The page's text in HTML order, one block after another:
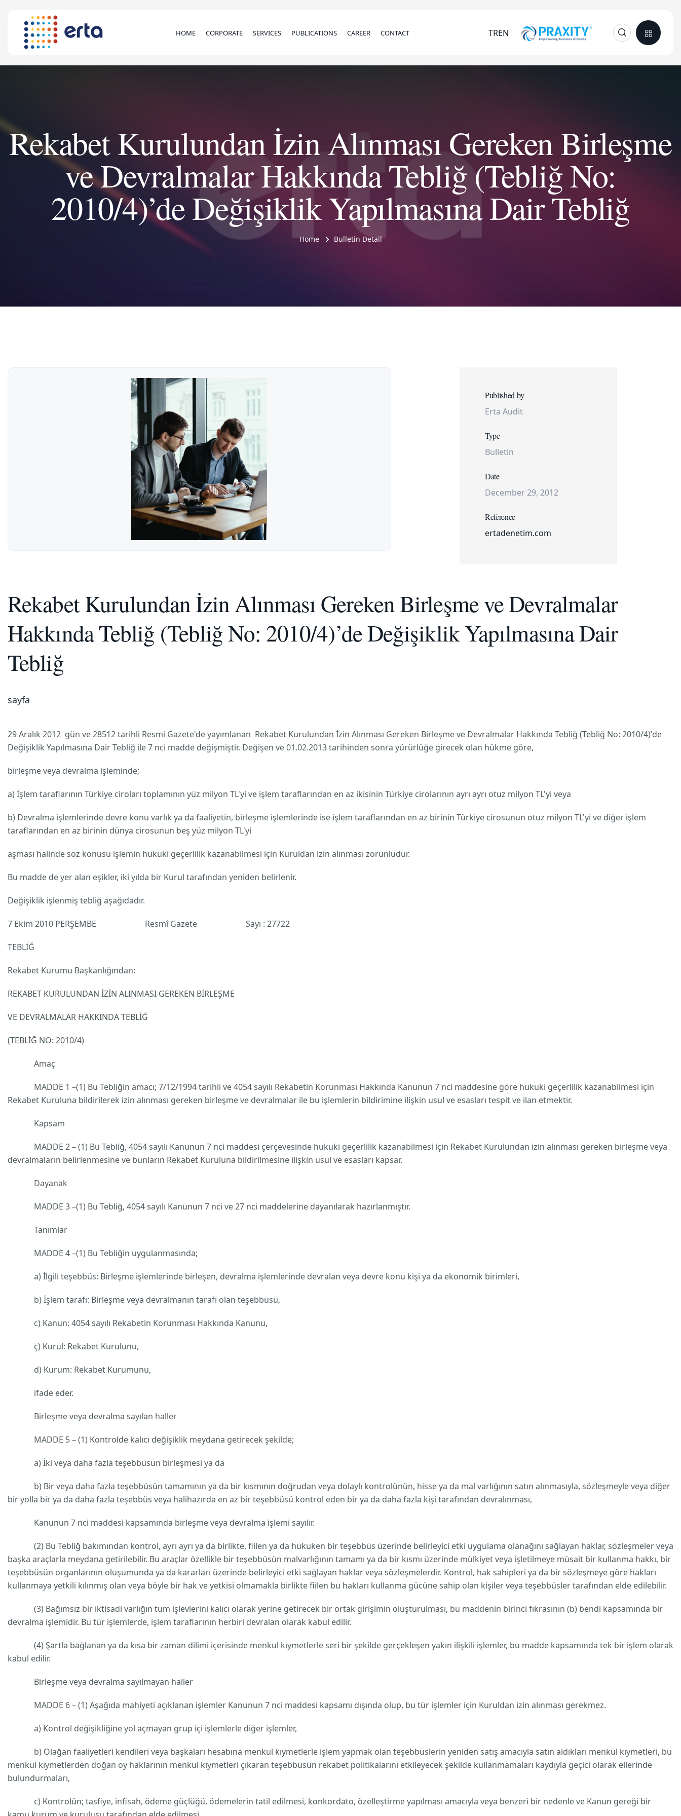
HOME CORPORATE SERVICES PUBLICATIONS CAREER CONTACT TREN
Rekabet Kurulundan İzin Alınması Gereken Birleşme
ve Devralmalar Hakkında Tebliğ (Tebliğ No:
2010/4)’de Değişiklik Yapılmasına Dair Tebliğ
Home Bulletin Detail
Published by
Erta Audit
Type
Bulletin
Date
December 29, 2012
Reference
ertadenetim.com
Rekabet Kurulundan İzin Alınması Gereken Birleşme ve Devralmalar
Hakkında Tebliğ (Tebliğ No: 2010/4)’de Değişiklik Yapılmasına Dair
Tebliğ
sayfa
29 Aralık 2012 gün ve 28512 tarihli Resmi Gazete'de yayımlanan Rekabet Kurulundan İzin Alınması Gereken Birleşme ve Devralmalar Hakkında Tebliğ (Tebliğ No: 2010/4)'de
Değişiklik Yapılmasına Dair Tebliğ ile 7 nci madde değişmiştir. Değişen ve 01.02.2013 tarihinden sonra yürürlüğe girecek olan hükme göre,
birleşme veya devralma işleminde;
a) İşlem taraflarının Türkiye ciroları toplamının yüz milyon TL'yi ve işlem taraflarından en az ikisinin Türkiye cirolarının ayrı ayrı otuz milyon TL'yi veya
b) Devralma işlemlerinde devre konu varlık ya da faaliyetin, birleşme işlemlerinde ise işlem taraflarından en az birinin Türkiye cirosunun otuz milyon TL'yi ve diğer işlem
taraflarından en az birinin dünya cirosunun beş yüz milyon TL'yi
aşması halinde söz konusu işlemin hukuki geçerlilik kazanabilmesi için Kuruldan izin alınması zorunludur.
Bu madde de yer alan eşikler, iki yılda bir Kurul tarafından yeniden belirlenir.
Değişiklik işlenmiş tebliğ aşağıdadır.
7 Ekim 2010 PERŞEMBE Resmî Gazete Sayı : 27722
TEBLİĞ
Rekabet Kurumu Başkanlığından:
REKABET KURULUNDAN İZİN ALINMASI GEREKEN BİRLEŞME
VE DEVRALMALAR HAKKINDA TEBLİĞ
(TEBLİĞ NO: 2010/4)
Amaç
MADDE 1 –(1) Bu Tebliğin amacı; 7/12/1994 tarihli ve 4054 sayılı Rekabetin Korunması Hakkında Kanunun 7 nci maddesine göre hukuki geçerlilik kazanabilmesi için
Rekabet Kuruluna bildirilerek izin alınması gereken birleşme ve devralmalar ile bu işlemlerin bildirimine ilişkin usul ve esasları tespit ve ilan etmektir.
Kapsam
MADDE 2 – (1) Bu Tebliğ, 4054 sayılı Kanunun 7 nci maddesi çerçevesinde hukuki geçerlilik kazanabilmesi için Rekabet Kurulundan izin alınması gereken birleşme veya
devralmaların belirlenmesine ve bunların Rekabet Kuruluna bildirilmesine ilişkin usul ve esasları kapsar.
Dayanak
MADDE 3 –(1) Bu Tebliğ, 4054 sayılı Kanunun 7 nci ve 27 nci maddelerine dayanılarak hazırlanmıştır.
Tanımlar
MADDE 4 –(1) Bu Tebliğin uygulanmasında;
a) İlgili teşebbüs: Birleşme işlemlerinde birleşen, devralma işlemlerinde devralan veya devre konu kişi ya da ekonomik birimleri,
b) İşlem tarafı: Birleşme veya devralmanın tarafı olan teşebbüsü,
c) Kanun: 4054 sayılı Rekabetin Korunması Hakkında Kanunu,
ç) Kurul: Rekabet Kurulunu,
d) Kurum: Rekabet Kurumunu,
ifade eder.
Birleşme veya devralma sayılan haller
MADDE 5 – (1) Kontrolde kalıcı değişiklik meydana getirecek şekilde;
a) İki veya daha fazla teşebbüsün birleşmesi ya da
b) Bir veya daha fazla teşebbüsün tamamının ya da bir kısmının doğrudan veya dolaylı kontrolünün, hisse ya da mal varlığının satın alınmasıyla, sözleşmeyle veya diğer
bir yolla bir ya da daha fazla teşebbüs veya halihazırda en az bir teşebbüsü kontrol eden bir ya da daha fazla kişi tarafından devralınması,
Kanunun 7 nci maddesi kapsamında birleşme veya devralma işlemi sayılır.
(2) Bu Tebliğ bakımından kontrol, ayrı ayrı ya da birlikte, fiilen ya da hukuken bir teşebbüs üzerinde belirleyici etki uygulama olanağını sağlayan haklar, sözleşmeler veya
başka araçlarla meydana getirilebilir. Bu araçlar özellikle bir teşebbüsün malvarlığının tamamı ya da bir kısmı üzerinde mülkiyet veya işletilmeye müsait bir kullanma hakkı, bir
teşebbüsün organlarının oluşumunda ya da kararları üzerinde belirleyici etki sağlayan haklar veya sözleşmelerdir. Kontrol, hak sahipleri ya da bir sözleşmeye göre hakları
kullanmaya yetkili kılınmış olan veya böyle bir hak ve yetkisi olmamakla birlikte fiilen bu hakları kullanma gücüne sahip olan kişiler veya teşebbüsler tarafından elde edilebilir.
(3) Bağımsız bir iktisadi varlığın tüm işlevlerini kalıcı olarak yerine getirecek bir ortak girişimin oluşturulması, bu maddenin birinci fıkrasının (b) bendi kapsamında bir
devralma işlemidir. Bu tür işlemlerde, işlem taraflarının herbiri devralan olarak kabul edilir.
(4) Şartla bağlanan ya da kısa bir zaman dilimi içerisinde menkul kıymetlerle seri bir şekilde gerçekleşen yakın ilişkili işlemler, bu madde kapsamında tek bir işlem olarak
kabul edilir.
Birleşme veya devralma sayılmayan haller
MADDE 6 – (1) Aşağıda mahiyeti açıklanan işlemler Kanunun 7 nci maddesi kapsamı dışında olup, bu tür işlemler için Kuruldan izin alınması gerekmez.
a) Kontrol değişikliğine yol açmayan grup içi işlemlerle diğer işlemler,
b) Olağan faaliyetleri kendileri veya başkaları hesabına menkul kıymetlerle işlem yapmak olan teşebbüslerin yeniden satış amacıyla satın aldıkları menkul kıymetleri, bu
menkul kıymetlerden doğan oy haklarının menkul kıymetleri çıkaran teşebbüsün rekabet politikalarını etkileyecek şekilde kullanmamaları kaydıyla geçici olarak ellerinde
bulundurmaları,
c) Kontrolün; tasfiye, infisah, ödeme güçlüğü, ödemelerin tatil edilmesi, konkordato, özelleştirme yapılması amacıyla veya benzeri bir nedenle ve Kanun gereği bir